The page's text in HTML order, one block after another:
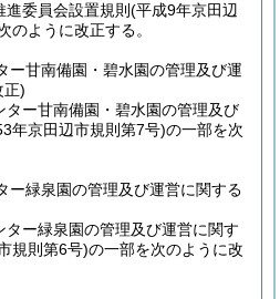
委員会設置規則 (平成9年京田辺
のように改正する。
ー甘南備園・碧水園の管理及び運
正)
ター甘南備園・碧水園の管理及び
年京田辺市規則第7号)の一部を次
ー緑泉園の管理及び運営に関する
ー緑泉園の管理及び運営に関す
規則第6号)の一部を次のように改